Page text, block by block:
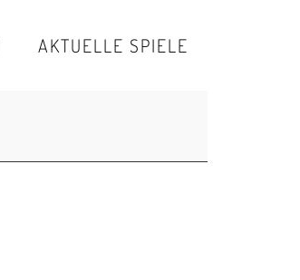
AKTUELLE SPIELE